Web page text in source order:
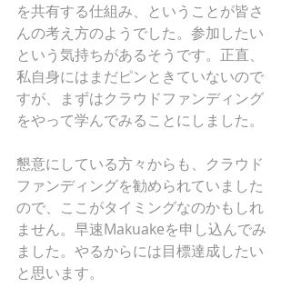
を共有する仕組み、ということが皆さ
んの考え方のようでした。参加したい
という気持ちがあるそうです。正直、
私自身にはまだピンときていないので
すが、まずはクラウドファンディング
をやって学んでみることにしました。
懇意にしている方々からも、クラウド
ファンディングを勧められていました
ので、ここがタイミングなのかもしれ
ません。早速Makuakeを申し込んでみ
ました。やるからには目標達成したい
と思います。